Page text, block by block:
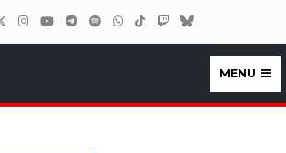
España
MENU